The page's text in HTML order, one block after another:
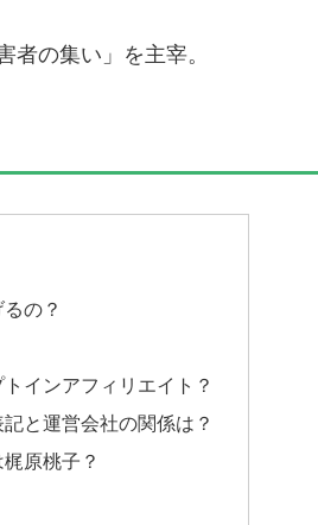
の集い」を主宰。
の？
インアフィリエイト？
と運営会社の関係は？
原桃子？